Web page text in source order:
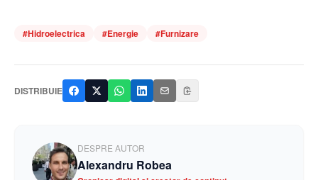
#Hidroelectrica #Energie #Furnizare
DISTRIBUIE
DESPRE AUTOR
Alexandru Robea